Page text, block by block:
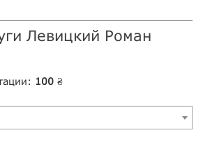
Левицкий Роман
100 ₴